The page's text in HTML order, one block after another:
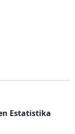
Estatistika